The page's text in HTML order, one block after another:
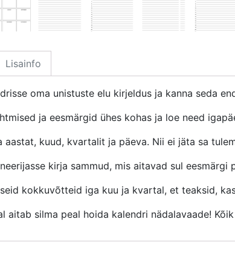
Lisainfo
oma unistuste elu kirjeldus ja kanna seda
ja eesmärgid ühes kohas ja loe need
aastat, kuud, kvartalit ja päeva. Nii ei jäta sa
kirja sammud, mis aitavad sul eesmärgi
kokkuvõtteid iga kuu ja kvartal, et teaksid,
aitab silma peal hoida kalendri nädalavaade!